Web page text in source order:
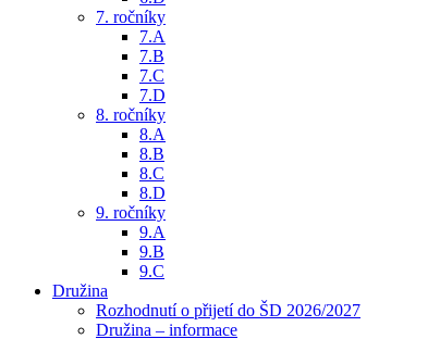
7. ročníky
7.A
7.B
7.C
7.D
8. ročníky
8.A
8.B
8.C
8.D
9. ročníky
9.A
9.B
9.C
Družina
Rozhodnutí o přijetí do ŠD 2026/2027
Družina – informace